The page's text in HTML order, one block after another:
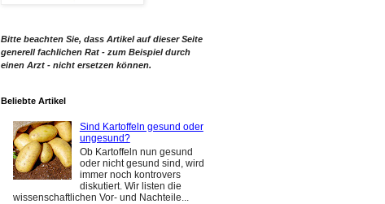
Bitte beachten Sie, dass Artikel auf dieser Seite
generell fachlichen Rat - zum Beispiel durch
einen Arzt - nicht ersetzen können.
Beliebte Artikel
Sind Kartoffeln gesund oder
ungesund?
Ob Kartoffeln nun gesund
oder nicht gesund sind, wird
immer noch kontrovers
diskutiert. Wir listen die
wissenschaftlichen Vor- und Nachteile...